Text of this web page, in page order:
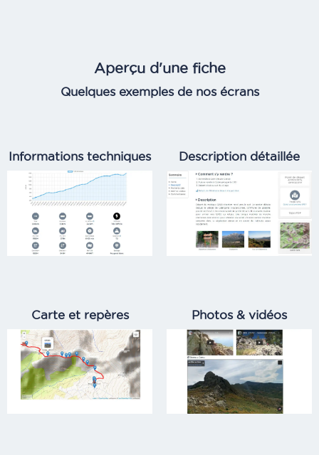
Aperçu d'une fiche
Quelques exemples de nos écrans
Informations techniques Description détaillée
Carte et repères Photos & vidéos